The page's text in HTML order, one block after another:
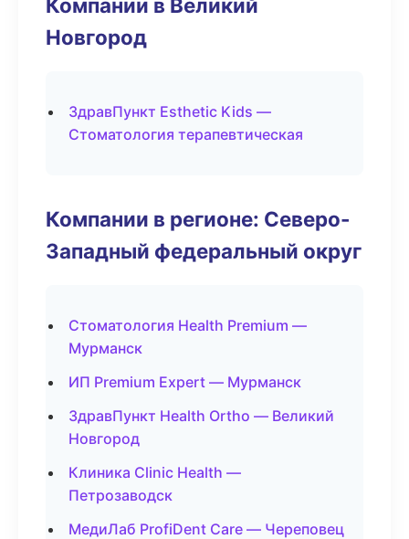
Компании в Великий
Новгород
ЗдравПункт Esthetic Kids —
Стоматология терапевтическая
Компании в регионе: Северо-
Западный федеральный округ
Стоматология Health Premium —
Мурманск
ИП Premium Expert — Мурманск
ЗдравПункт Health Ortho — Великий
Новгород
Клиника Clinic Health —
Петрозаводск
МедиЛаб ProfiDent Care — Череповец